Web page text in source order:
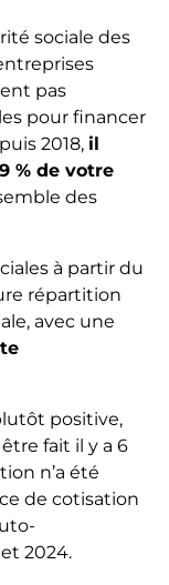
sociale des
pas
pour financer
2018, il
% de votre
des
à partir du
répartition
avec une
positive,
fait il y a 6
n’a été
de cotisation
2024.